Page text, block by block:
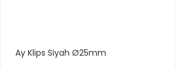
Ay Klips Siyah Ø25mm